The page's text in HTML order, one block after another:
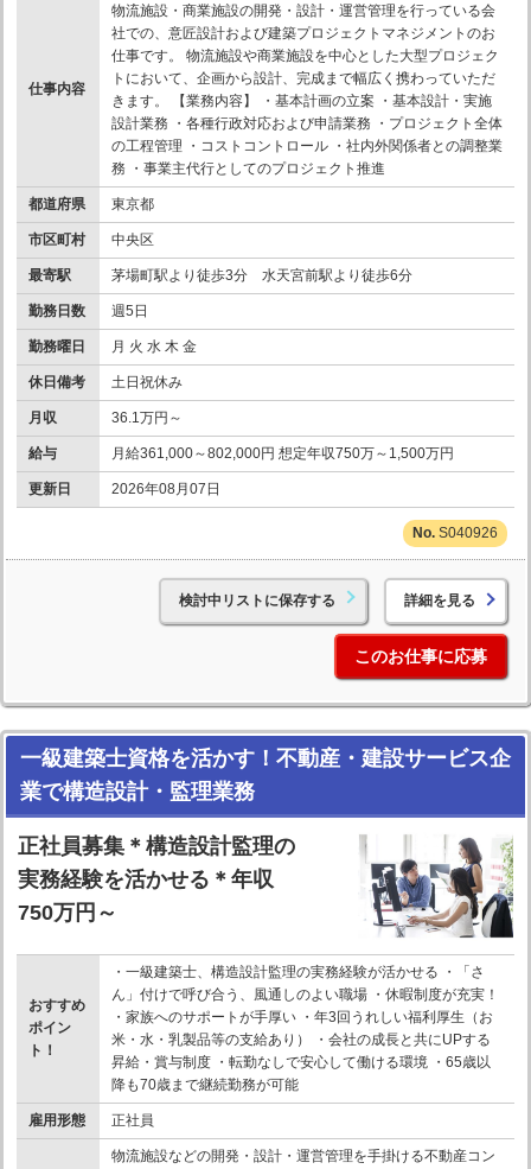
仕事内容
物流施設・商業施設の開発・設計・運営管理を行っている会
社での、意匠設計および建築プロジェクトマネジメントのお
仕事です。 物流施設や商業施設を中心とした大型プロジェク
トにおいて、企画から設計、完成まで幅広く携わっていただ
きます。 【業務内容】 ・基本計画の立案 ・基本設計・実施
設計業務 ・各種行政対応および申請業務 ・プロジェクト全体
の工程管理 ・コストコントロール ・社内外関係者との調整業
務 ・事業主代行としてのプロジェクト推進
都道府県 東京都
市区町村 中央区
最寄駅 茅場町駅より徒歩3分 水天宮前駅より徒歩6分
勤務日数 週5日
勤務曜日 月 火 水 木 金
休日備考 土日祝休み
月収 36.1万円～
給与 月給361,000～802,000円 想定年収750万～1,500万円
更新日 2026年08月07日
S040926
検討中リストに保存する 詳細を見る
このお仕事に応募
一級建築士資格を活かす！不動産・建設サービス企
業で構造設計・監理業務
正社員募集＊構造設計監理の
実務経験を活かせる＊年収
750万円～
おすすめ
ポイン
ト！
・一級建築士、構造設計監理の実務経験が活かせる ・「さ
ん」付けで呼び合う、風通しのよい職場 ・休暇制度が充実！
・家族へのサポートが手厚い ・年3回うれしい福利厚生（お
米・水・乳製品等の支給あり） ・会社の成長と共にUPする
昇給・賞与制度 ・転勤なしで安心して働ける環境 ・65歳以
降も70歳まで継続勤務が可能
雇用形態 正社員
物流施設などの開発・設計・運営管理を手掛ける不動産コン